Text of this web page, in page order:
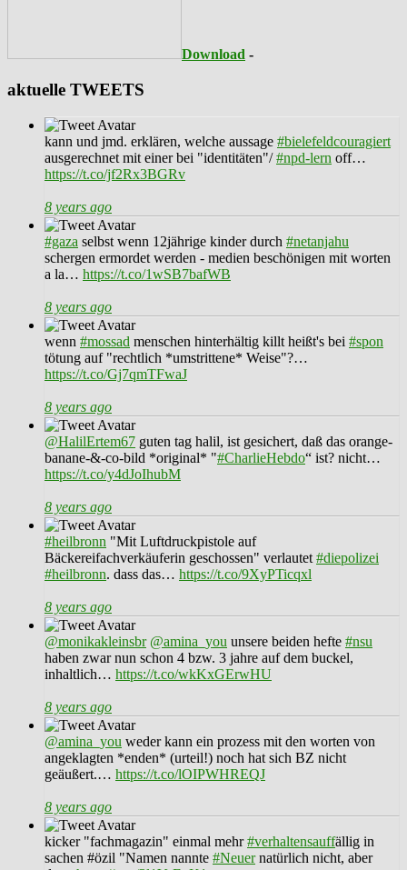
Download -
aktuelle TWEETS
kann und jmd. erklären, welche aussage #bielefeldcouragiert
ausgerechnet mit einer bei "identitäten"/#npd-lern off…
https://t.co/jf2Rx3BGRv
8 years ago
#gaza selbst wenn 12jährige kinder durch #netanjahu
schergen ermordet werden - medien beschönigen mit worten
a la… https://t.co/1wSB7bafWB
8 years ago
wenn #mossad menschen hinterhältig killt heißt's bei #spon
tötung auf "rechtlich *umstrittene* Weise"?…
https://t.co/Gj7qmTFwaJ
8 years ago
@HalilErtem67 guten tag halil, ist gesichert, daß das orange-
banane-&-co-bild *original* "#CharlieHebdo“ ist? nicht…
https://t.co/y4dJoIhubM
8 years ago
#heilbronn "Mit Luftdruckpistole auf
Bäckereifachverkäuferin geschossen" verlautet #diepolizei
#heilbronn. dass das… https://t.co/9XyPTicqxl
8 years ago
@monikakleinsbr @amina_you unsere beiden hefte #nsu
haben zwar nun schon 4 bzw. 3 jahre auf dem buckel,
inhaltlich… https://t.co/wkKxGErwHU
8 years ago
@amina_you weder kann ein prozess mit den worten von
angeklagten *enden* (urteil!) noch hat sich BZ nicht
geäußert.… https://t.co/lOIPWHREQJ
8 years ago
kicker "fachmagazin" einmal mehr#verhaltensauffällig in
sachen #özil "Namen nannte #Neuernatürlich nicht, aber